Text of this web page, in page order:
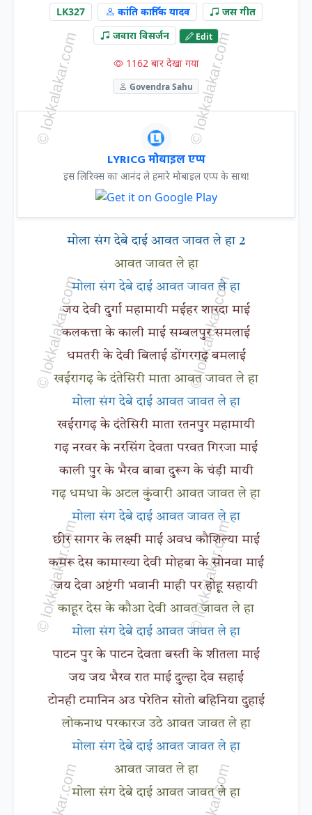
LK327 कांति कार्तिक यादव
जस गीत
जवारा विसर्जन
Edit
1162 बार देखा गया
Govendra Sahu
LYRICG मोबाइल एप्प
इस लिरिक्स का आनंद ले हमारे मोबाइल एप्प के साथ!
मोला संग देबे दाई आवत जावत ले हा 2
आवत जावत ले हा
मोला संग देबे दाई आवत जावत ले हा
जय देवी दुर्गा महामायी मईहर शारदा माई
कलकत्ता के काली माई सम्बलपुर समलाई
धमतरी के देवी बिलाई डोंगरगढ़ बमलाई
खईरागढ़ के दंतेसिरी माता आवत जावत ले हा
मोला संग देबे दाई आवत जावत ले हा
खईरागढ़ के दंतेसिरी माता रतनपुर महामायी
गढ़ नरवर के नरसिंग देवता परवत गिरजा माई
काली पुर के भैरव बाबा दुरूग के चंड़ी मायी
गढ़ धमधा के अटल कुंवारी आवत जावत ले हा
मोला संग देबे दाई आवत जावत ले हा
छीर सागर के लक्ष्मी माई अवध कौशिल्या माई
कमरू देस कामाख्या देवी मोहबा के सोनवा माई
जय देवा अष्टंगी भवानी माही पर होहू सहायी
काहूर देस के कौआ देवी आवत जावत ले हा
मोला संग देबे दाई आवत जावत ले हा
पाटन पुर के पाटन देवता बस्ती के शीतला माई
जय जय भैरव रात माई दुल्हा देव सहाई
टोनही टमानिन अउ परेतिन सोतो बहिनिया दुहाई
लोकनाथ परकारज उठे आवत जावत ले हा
मोला संग देबे दाई आवत जावत ले हा
आवत जावत ले हा
मोला संग देबे दाई आवत जावत ले हा